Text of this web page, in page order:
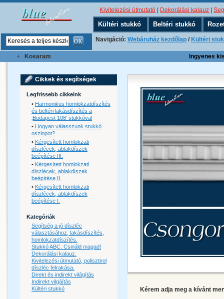
Kivitelezési útmutató Dekorálási kalauz |
Kültéri stukkó Beltéri stukkó
Navigáció: Webáruház kezdőlap / Kültéri
+ Kosaram Ingyenes
Cikkek és segítségek
Legfrissebb cikkeink
• Harmonikus homlokzatdíszítés
és beltéri lakásdíszítés a
‚Budapest 108‘ stukkóval
• Hogyan válasszunk stukkó
oszlopot?
• Kérgesített homlokzati
díszlécek, ablakdíszek
beépítése III.
• Kérgesített homlokzati
díszlécek, ablakdíszek
beépítése II.
• Kérgesített homlokzati
díszlécek, ablakdíszek
beépítése I.
Kategóriák
Segítség a jó díszléc
választásához, lakásdíszítés,
homlokzatdíszítés.
Stukkó ABC. Csináld magad!
Dekorálási kalauz.
Kivitelezési útmutató, polisztirol
díszléc felrakása.
Direkt és indirekt világítás
Indirekt vilgáítás
Kültéri stukkó
Kérem adja meg a kívánt